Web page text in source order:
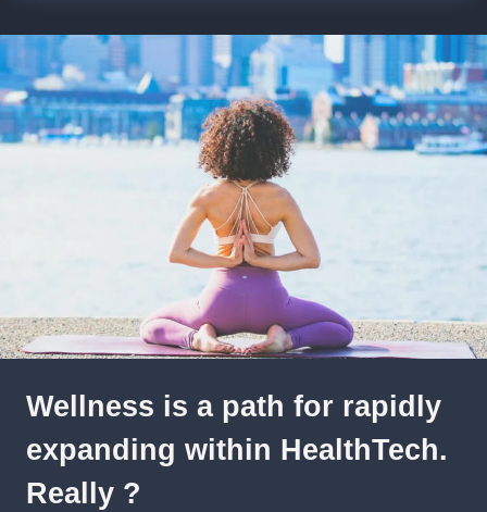
Wellness is a path for rapidly
expanding within HealthTech.
Really ?